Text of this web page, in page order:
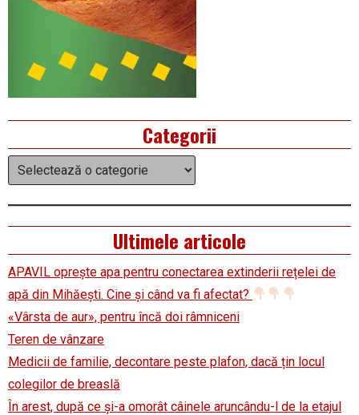
Categorii
Categorii
Ultimele articole
APAVIL oprește apa pentru conectarea extinderii rețelei de
apă din Mihăești. Cine și când va fi afectat?
«Vârsta de aur», pentru încă doi râmniceni
Teren de vânzare
Medicii de familie, decontare peste plafon, dacă țin locul
colegilor de breaslă
În arest, după ce și-a omorât câinele aruncându-l de la etajul